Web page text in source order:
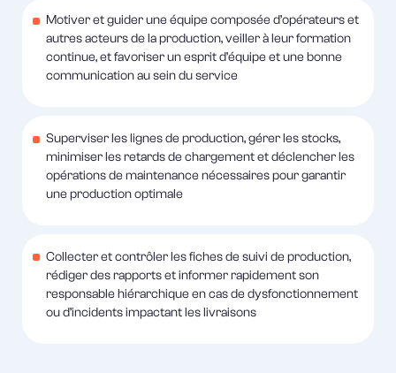
Motiver et guider une équipe composée d’opérateurs et
autres acteurs de la production, veiller à leur formation
continue, et favoriser un esprit d’équipe et une bonne
communication au sein du service
Superviser les lignes de production, gérer les stocks,
minimiser les retards de chargement et déclencher les
opérations de maintenance nécessaires pour garantir
une production optimale
Collecter et contrôler les fiches de suivi de production,
rédiger des rapports et informer rapidement son
responsable hiérarchique en cas de dysfonctionnement
ou d’incidents impactant les livraisons